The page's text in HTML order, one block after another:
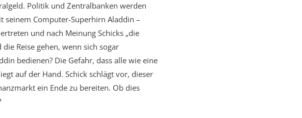
Politik und Zentralbanken werden
seinem Computer-Superhirn Aladdin –
und nach Meinung Schicks „die
Reise gehen, wenn sich sogar
bedienen? Die Gefahr, dass alle wie eine
auf der Hand. Schick schlägt vor, dieser
ein Ende zu bereiten. Ob dies